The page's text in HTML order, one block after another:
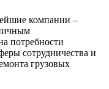
компании –
потребности
сотрудничества и
грузовых